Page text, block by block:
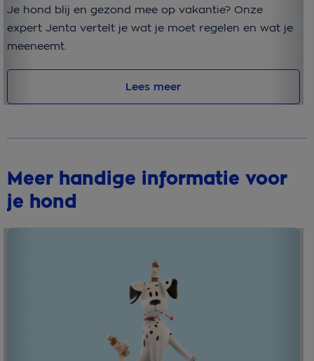
Je hond blij en gezond mee op vakantie? Onze
expert Jenta vertelt je wat je moet regelen en wat je
meeneemt.
Lees meer
Meer handige informatie voor
je hond